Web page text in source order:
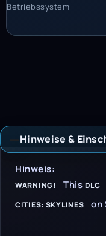
Betriebssystem
Hinweise &
Hinweis:
WARNING! This DLC
CITIES: SKYLINES on